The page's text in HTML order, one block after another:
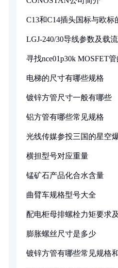
C13和C14插头国标与欧标
LGJ-240/30导线参数及载
寻找nce01p30k MOSFET
电梯的尺寸有哪些规格
镀锌方管尺寸一般有哪些
铝方管有哪些常见规格
光线传媒参投三国的星空
横担型号对应重量
锰矿石产品化合水含量
曲臂车规格型号大全
配电柜母排螺栓力矩要求
膨胀螺丝尺寸是多少
镀锌方管有哪些常见规格